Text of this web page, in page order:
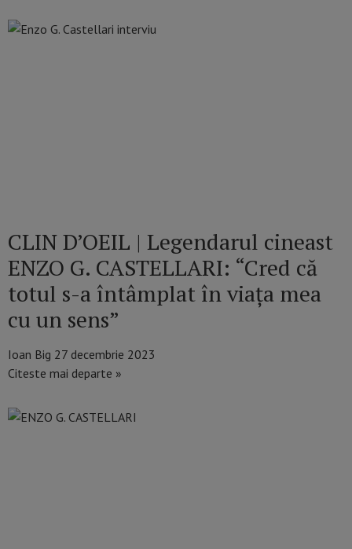
CLIN D’OEIL | Legendarul cineast
ENZO G. CASTELLARI: “Cred că
totul s-a întâmplat în viaţa mea
cu un sens”
Ioan Big 27 decembrie 2023
Citeste mai departe »